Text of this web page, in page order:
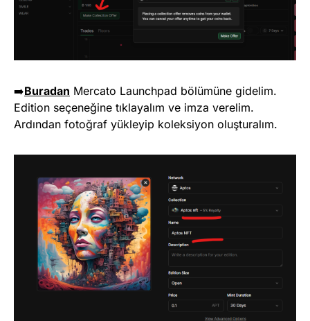
➡️Buradan Mercato Launchpad bölümüne gidelim.
Edition seçeneğine tıklayalım ve imza verelim.
Ardından fotoğraf yükleyip koleksiyon oluşturalım.